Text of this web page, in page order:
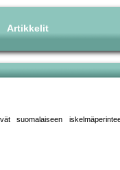
Artikkelit
suomalaiseen